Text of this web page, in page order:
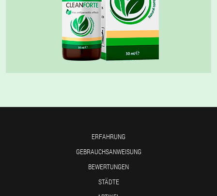
ERFAHRUNG
GEBRAUCHSANWEISUNG
BEWERTUNGEN
STÄDTE